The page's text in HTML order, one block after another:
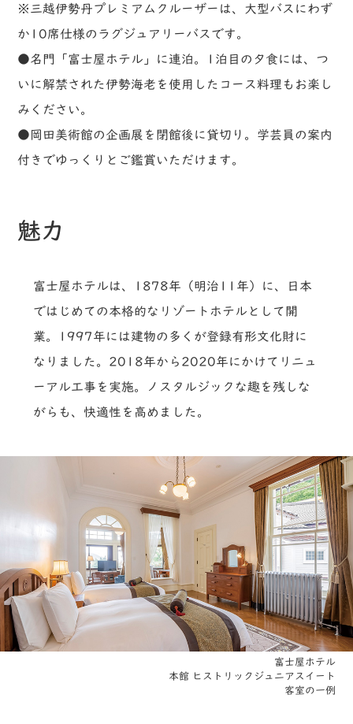
※三越伊勢丹プレミアムクルーザーは、大型バスにわず
か10席仕様のラグジュアリーバスです。
●名門「富士屋ホテル」に連泊。1泊目の夕食には、つ
いに解禁された伊勢海老を使用したコース料理もお楽し
みください。
●岡田美術館の企画展を閉館後に貸切り。学芸員の案内
付きでゆっくりとご鑑賞いただけます。
魅力
富士屋ホテルは、1878年（明治11年）に、日本
ではじめての本格的なリゾートホテルとして開
業。1997年には建物の多くが登録有形文化財に
なりました。2018年から2020年にかけてリニュ
ーアル工事を実施。ノスタルジックな趣を残しな
がらも、快適性を高めました。
富士屋ホテル
本館 ヒストリックジュニアスイート
客室の一例